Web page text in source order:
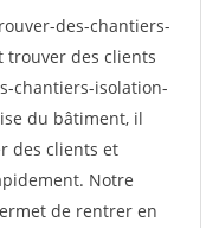
des-chantiers-
trouver des clients
chantiers-isolation-
du bâtiment, il
des clients et
Notre
de rentrer en